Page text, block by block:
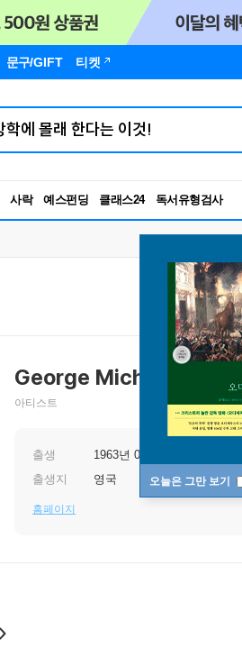
문구/GIFT 티켓
사락 예스펀딩 클래스24
RBTI Lab
독서유형검사
오늘은 그만 보기
George Michael
조지 마이클
아티스트
출생 1963년 06월 25일
출생지
영국
홈페이지